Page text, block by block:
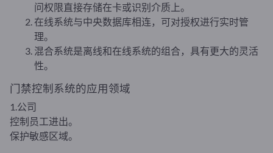
问权限直接存储在卡或识别介质上。
在线系统与中央数据库相连，可对授权进行实时管
理。
混合系统是离线和在线系统的组合，具有更大的灵活
性。
门禁控制系统的应用领域
1.公司
控制员工进出。
保护敏感区域。